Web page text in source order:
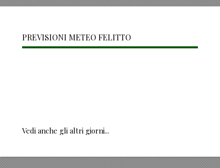
PREVISIONI METEO FELITTO
Vedi anche gli altri giorni...